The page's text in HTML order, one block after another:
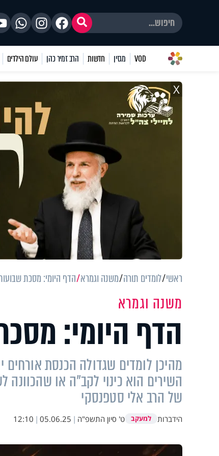
VOD מגזין חדשות הרב זמיר כהן עולם הילדים
X
ראשי לומדים תורה משנה וגמרא הדף היומי: מסכת
משנה וגמרא
הדף היומי:
מהיכן לומדים שגדולה הכנסת
השירים הוא כינוי לקב"ה או
של הרב אלי סטפנסקי
הידברות למעקב ט' סיון התשפ"ה |
05.06.25
|
12:10